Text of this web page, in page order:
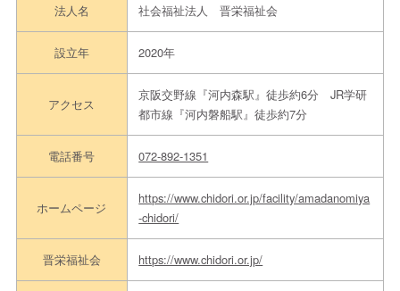
法人名 社会福祉法人 晋栄福祉会
設立年 2020年
アクセス
京阪交野線『河内森駅』徒歩約6分 JR学研
都市線『河内磐船駅』徒歩約7分
電話番号 072-892-1351
ホームページ
https://www.chidori.or.jp/facility/amadanomiya
-chidori/
晋栄福祉会 https://www.chidori.or.jp/